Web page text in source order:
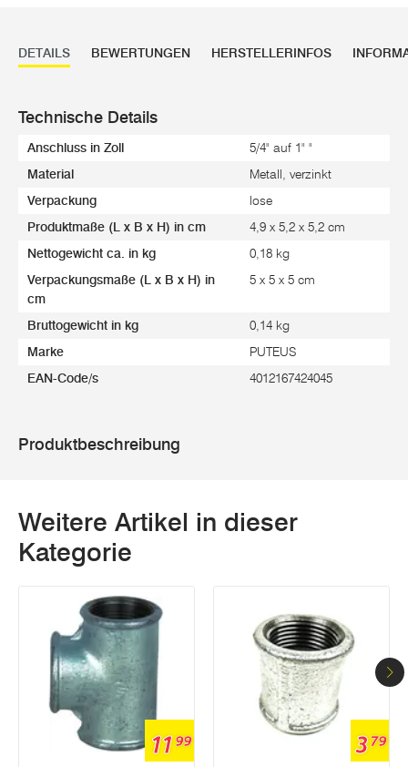
DETAILS BEWERTUNGEN HERSTELLERINFOS
Technische Details
Anschluss in Zoll 5/4" auf 1" "
Material Metall, verzinkt
Verpackung lose
Produktmaße (L x B x H) in cm 4,9 x 5,2 x 5,2 cm
Nettogewicht ca. in kg 0,18 kg
Verpackungsmaße (L x B x H) in
cm
5 x 5 x 5 cm
Bruttogewicht in kg 0,14 kg
Marke PUTEUS
EAN-Code/s 4012167424045
Produktbeschreibung
Weitere Artikel in dieser
Kategorie
1199 379